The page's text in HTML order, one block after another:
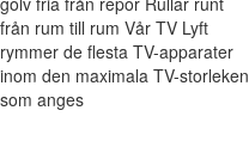
från rum till rum Vår TV Lyft
rymmer de flesta TV-apparater
inom den maximala TV-storleken
som anges